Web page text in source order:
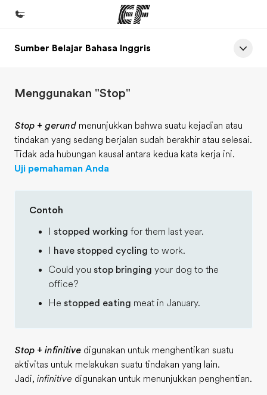
Beranda
Daftar program
Kantor dan sekolah
Cerita kami
Bergabung dengan tim kami
Sumber Belajar Bahasa Inggris
Menggunakan "Stop"
Stop + gerund menunjukkan bahwa suatu kejadian atau
tindakan yang sedang berjalan sudah berakhir atau selesai.
Tidak ada hubungan kausal antara kedua kata kerja ini.
Uji pemahaman Anda
Contoh
stopped working for them last year.
have stopped cycling to work.
Could you stop bringing your dog to the
office?
He stopped eating meat in January.
Stop + infinitive digunakan untuk menghentikan suatu
aktivitas untuk melakukan suatu tindakan yang lain.
Jadi, infinitive digunakan untuk menunjukkan penghentian.